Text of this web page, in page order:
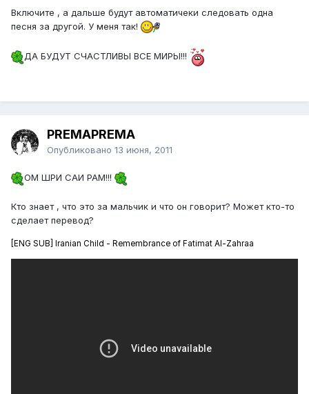
Включите , а дальше будут автоматичеки следовать одна
песня за другой. У меня так!
ДА БУДУТ СЧАСТЛИВЫ ВСЕ МИРЫ!!!
PREMAPREMA
Опубликовано 13 июня, 2011
ОМ ШРИ САИ РАМ!!!
Кто знает , что это за мальчик и что он говорит? Может кто-то
сделает перевод?
[ENG SUB] Iranian Child - Remembrance of Fatimat Al-Zahraa